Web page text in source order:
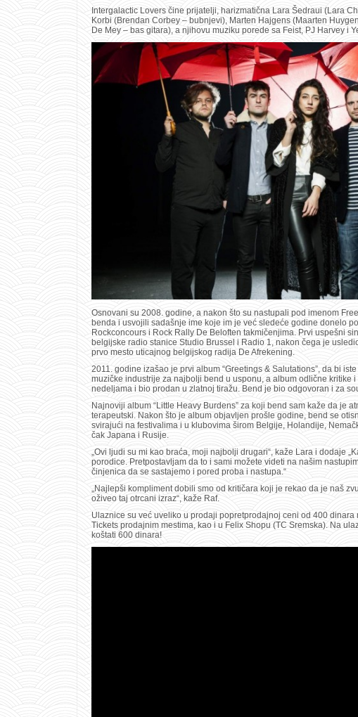
Intergalactic Lovers čine prijatelji, harizmatična Lara Šedraui (Lara
Korbi (Brendan Corbey – bubnjevi), Marten Hajgens (Maarten
De Mey – bas gitara), a njihovu muziku porede sa Feist, PJ Harvey i
Osnovani su 2008. godine, a nakon što su nastupali pod imenom
benda i usvojili sadašnje ime koje im je već sledeće godine donelo
Rockconcours i Rock Rally De Beloften takmičenjima. Prvi uspešni
belgijske radio stanice Studio Brussel i Radio 1, nakon čega je
prvo mesto uticajnog belgijskog radija De Afrekening.
2011. godine izašao je prvi album “Greetings & Salutations”, da bi
muzičke industrije za najbolji bend u usponu, a album odlične kritike
nedeljama i bio prodan u zlatnoj tiražu. Bend je bio odgovoran i za
Najnoviji album “Little Heavy Burdens” za koji bend sam kaže da je
terapeutski. Nakon što je album objavljen prošle godine, bend se
svirajući na festivalima i u klubovima širom Belgije, Holandije,
čak Japana i Rusije.
„Ovi ljudi su mi kao braća, moji najbolji drugari“, kaže Lara i dodaje
porodice. Pretpostavljam da to i sami možete videti na našim
činjenica da se sastajemo i pored proba i nastupa.“
„Najlepši kompliment dobili smo od kritičara koji je rekao da je naš
oživeo taj otrcani izraz“, kaže Raf.
Ulaznice su već uveliko u prodaji popretprodajnoj ceni od 400 dinara
Tickets prodajnim mestima, kao i u Felix Shopu (TC Sremska). Na
koštati 600 dinara!